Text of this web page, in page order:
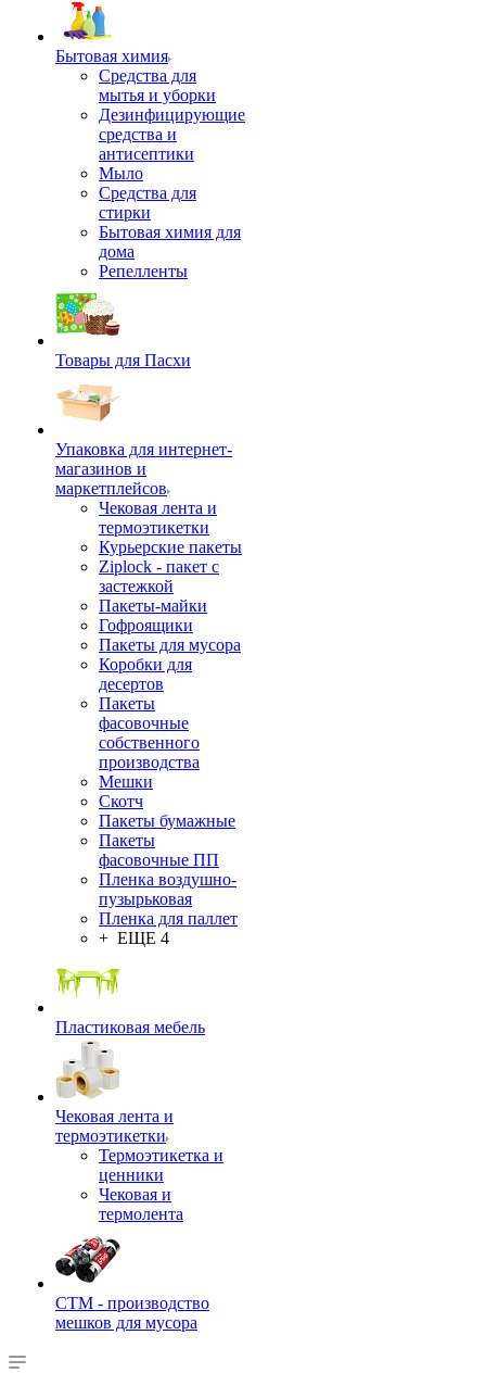
Бытовая химия
Средства для
мытья и уборки
Дезинфицирующие
средства и
антисептики
Мыло
Средства для
стирки
Бытовая химия для
дома
Репелленты
Товары для Пасхи
Упаковка для интернет-
магазинов и
маркетплейсов
Чековая лента и
термоэтикетки
Курьерские пакеты
Ziplock - пакет с
застежкой
Пакеты-майки
Гофроящики
Пакеты для мусора
Коробки для
десертов
Пакеты
фасовочные
собственного
производства
Мешки
Скотч
Пакеты бумажные
Пакеты
фасовочные ПП
Пленка воздушно-
пузырьковая
Пленка для паллет
+ ЕЩЕ 4
Пластиковая мебель
Чековая лента и
термоэтикетки
Термоэтикетка и
ценники
Чековая и
термолента
СТМ - производство
мешков для мусора